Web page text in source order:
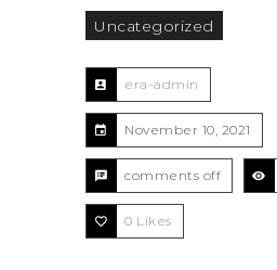
Uncategorized
era-admin
November 10, 2021
comments off
0 Likes